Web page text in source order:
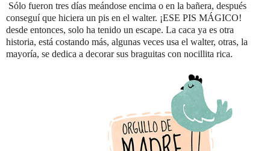
Sólo fueron tres días meándose encima o en la bañera, después
conseguí que hiciera un pis en el walter. ¡ESE PIS MÁGICO!
desde entonces, solo ha tenido un escape. La caca ya es otra
historia, está costando más, algunas veces usa el walter, otras, la
mayoría, se dedica a decorar sus braguitas con nocillita rica.